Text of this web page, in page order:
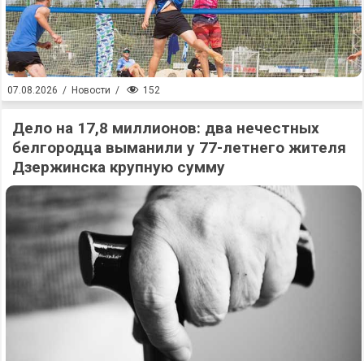
07.08.2026 / Новости / 152
Дело на 17,8 миллионов: два нечестных
белгородца выманили у 77-летнего жителя
Дзержинска крупную сумму